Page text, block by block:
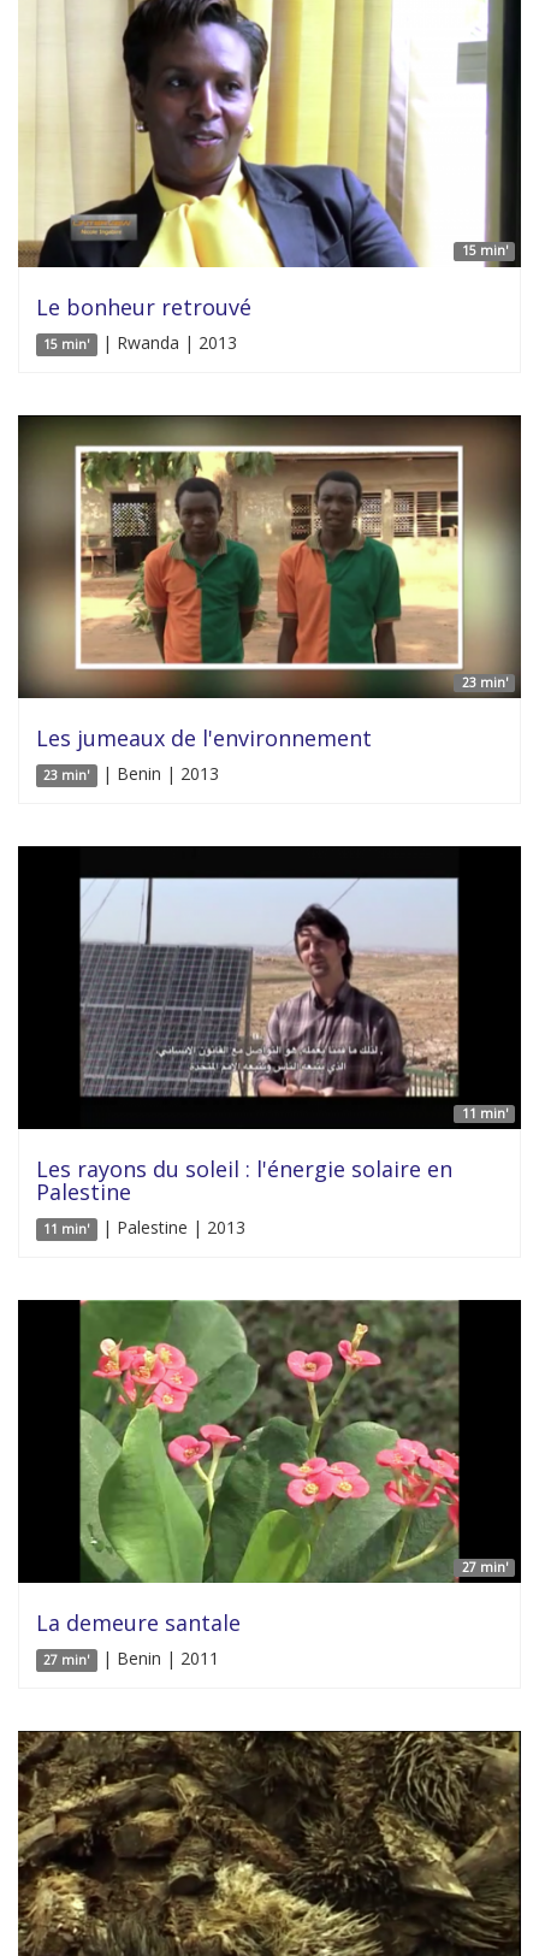
15 min'
Le bonheur retrouvé
15 min' | Rwanda | 2013
23 min'
Les jumeaux de l'environnement
23 min' | Benin | 2013
11 min'
Les rayons du soleil : l'énergie solaire en
Palestine
11 min' | Palestine | 2013
27 min'
La demeure santale
27 min' | Benin | 2011